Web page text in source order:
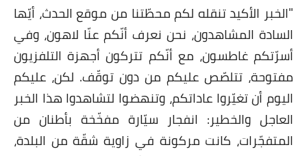
"الخبر الأكيد تنقله لكم محطّتنا من موقع الحدث، أيّها
السادة المشاهدون، نحن نعرف أنّكم عنّا لاهون، وفي
أسرّتكم غاطسون، مع أنّكم تتركون أجهزة التلفزيون
مفتوحة، تتلصّص عليكم من دون توقّف. لكن، عليكم
اليوم أن تغيّروا عاداتكم، وتنهضوا لتشاهدوا هذا الخبر
العاجل والخطير: انفجار سيّارة مفخّخة بأطنان من
المتفجّرات، كانت مركونة في زاوية شقّة من البلدة،